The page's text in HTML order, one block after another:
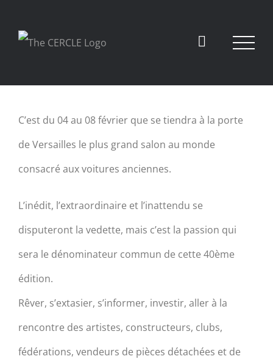
Larger
Image
C’est du 04 au 08 février que se tiendra à la porte
de Versailles le plus grand salon au monde
consacré aux voitures anciennes.
L’inédit, l’extraordinaire et l’inattendu se
disputeront la vedette, mais c’est la passion qui
sera le dénominateur commun de cette 40ème
édition.
Rêver, s’extasier, s’informer, investir, aller à la
rencontre des artistes, constructeurs, clubs,
fédérations, vendeurs de pièces détachées et de